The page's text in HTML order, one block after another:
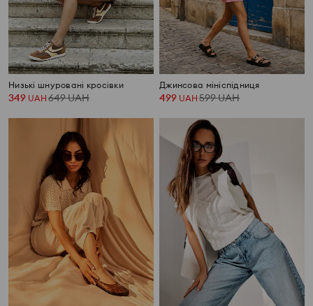
Низькі шнуровані кросівки
349 UAH 649UAH
Джинсова мініспідниця
499 UAH 599UAH